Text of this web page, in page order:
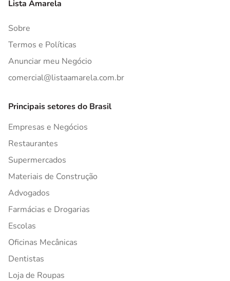
Lista Amarela
Sobre
Termos e Políticas
Anunciar meu Negócio
comercial@listaamarela.com.br
Principais setores do Brasil
Empresas e Negócios
Restaurantes
Supermercados
Materiais de Construção
Advogados
Farmácias e Drogarias
Escolas
Oficinas Mecânicas
Dentistas
Loja de Roupas